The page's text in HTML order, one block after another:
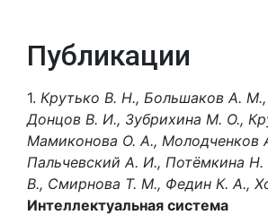
Публикации
1. Крутько В. Н., Большаков А.
Донцов В. И., Зубрихина М. О.,
Мамиконова О. А., Молодченков
Пальчевский А. И., Потёмкина
В., Смирнова Т. М., Федин К. А.,
Интеллектуальная система